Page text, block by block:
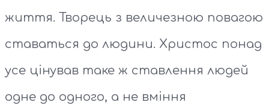
життя. Творець з величезною повагою
ставаться до людини. Христос понад
усе цінував таке ж ставлення людей
одне до одного, а не вміння